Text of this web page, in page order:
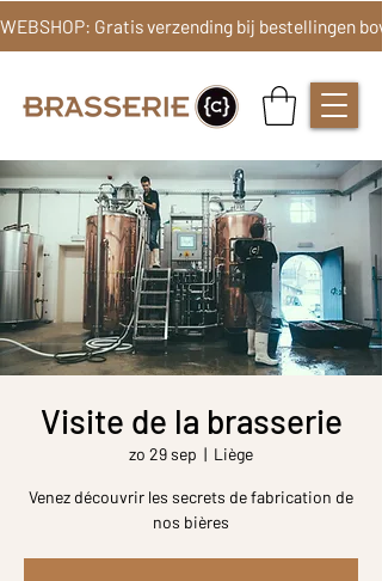
Visite de la brasserie
zo 29 sep
  |
Liège
Venez découvrir les secrets de fabrication de
nos bières